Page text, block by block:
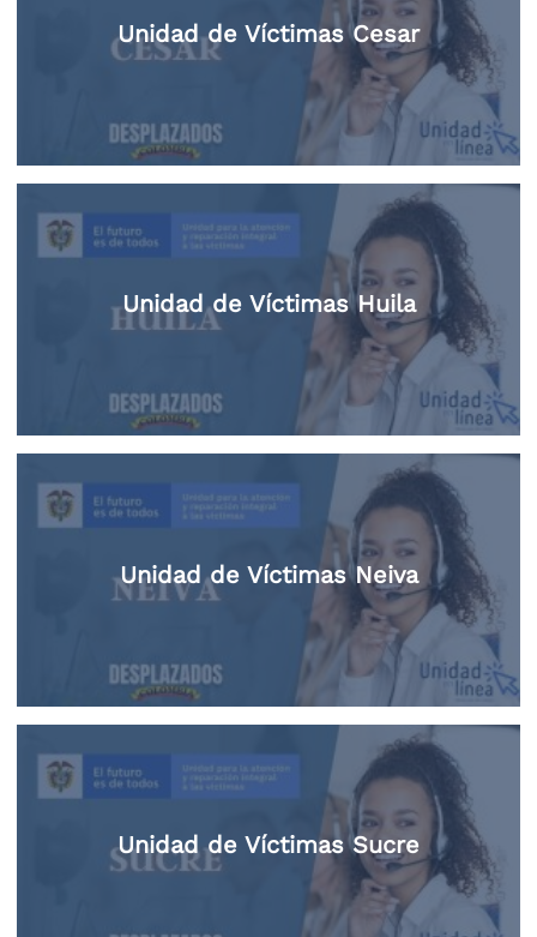
Unidad de Víctimas Cesar
Unidad de Víctimas Huila
Unidad de Víctimas Neiva
Unidad de Víctimas Sucre